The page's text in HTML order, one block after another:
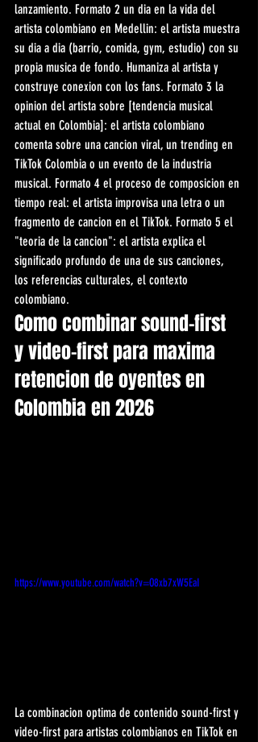
lanzamiento. Formato 2 un dia en la vida del
artista colombiano en Medellin: el artista muestra
su dia a dia (barrio, comida, gym, estudio) con su
propia musica de fondo. Humaniza al artista y
construye conexion con los fans. Formato 3 la
opinion del artista sobre [tendencia musical
actual en Colombia]: el artista colombiano
comenta sobre una cancion viral, un trending en
TikTok Colombia o un evento de la industria
musical. Formato 4 el proceso de composicion en
tiempo real: el artista improvisa una letra o un
fragmento de cancion en el TikTok. Formato 5 el
"teoria de la cancion": el artista explica el
significado profundo de una de sus canciones,
los referencias culturales, el contexto
colombiano.
Como combinar sound-first
y video-first para maxima
retencion de oyentes en
Colombia en 2026
https://www.youtube.com/watch?v=O8xb7xW5EaI
La combinacion optima de contenido sound-first y
video-first para artistas colombianos en TikTok en